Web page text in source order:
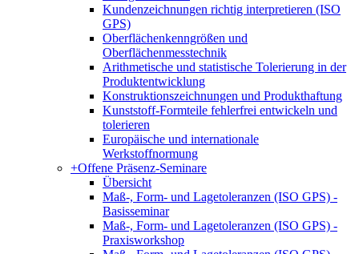
Kundenzeichnungen richtig interpretieren (ISO
GPS)
Oberflächenkenngrößen und
Oberflächenmesstechnik
Arithmetische und statistische Tolerierung in der
Produktentwicklung
Konstruktionszeichnungen und Produkthaftung
Kunststoff-Formteile fehlerfrei entwickeln und
tolerieren
Europäische und internationale
Werkstoffnormung
+Offene Präsenz-Seminare
Übersicht
Maß-, Form- und Lagetoleranzen (ISO GPS) -
Basisseminar
Maß-, Form- und Lagetoleranzen (ISO GPS) -
Praxisworkshop